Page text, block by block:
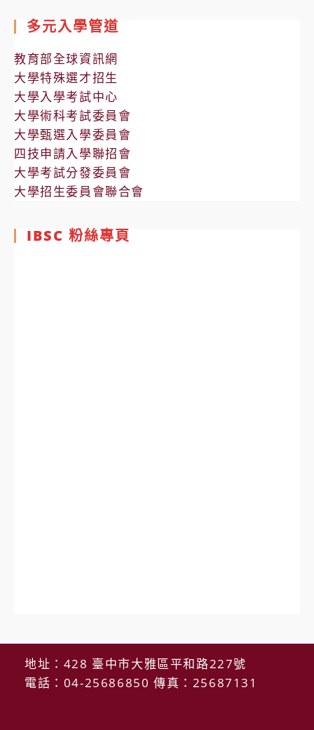
多元入學管道
教育部全球資訊網
大學特殊選才招生
大學入學考試中心
大學術科考試委員會
大學甄選入學委員會
四技申請入學聯招會
大學考試分發委員會
大學招生委員會聯合會
IBSC 粉絲專頁
地址：428 臺中市大雅區平和路227號
電話：04-25686850 傳真：25687131